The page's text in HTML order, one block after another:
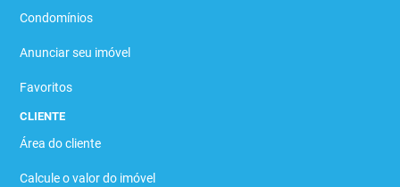
Condomínios
Anunciar seu imóvel
Favoritos
CLIENTE
Área do cliente
Calcule o valor do imóvel